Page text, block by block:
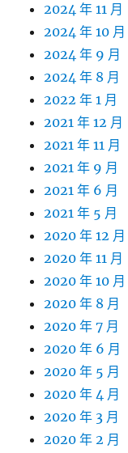
2024 年 11 月
2024 年 10 月
2024 年 9 月
2024 年 8 月
2022 年 1 月
2021 年 12 月
2021 年 11 月
2021 年 9 月
2021 年 6 月
2021 年 5 月
2020 年 12 月
2020 年 11 月
2020 年 10 月
2020 年 8 月
2020 年 7 月
2020 年 6 月
2020 年 5 月
2020 年 4 月
2020 年 3 月
2020 年 2 月